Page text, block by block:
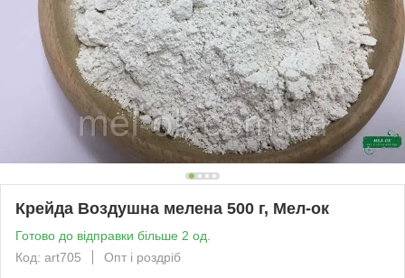
Крейда Воздушна мелена 500 г, Мел-ок
Готово до відправки більше 2 од.
Код: art705
Опт і роздріб